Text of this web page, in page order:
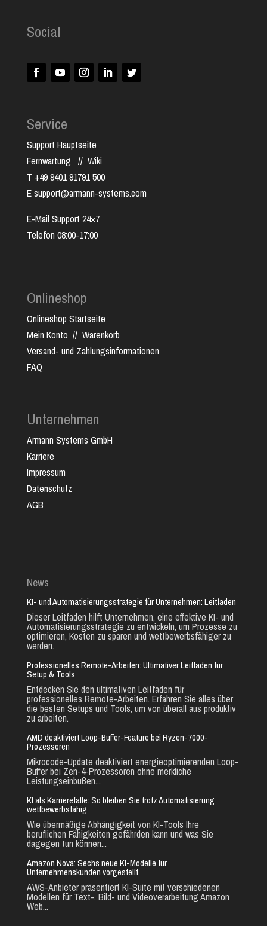
Social
Service
Support Hauptseite
Fernwartung // Wiki
T +49 9401 91791 500
E support@armann-systems.com
E-Mail Support 24×7
Telefon 08:00-17:00
Onlineshop
Onlineshop Startseite
Mein Konto // Warenkorb
Versand- und Zahlungsinformationen
FAQ
Unternehmen
Armann Systems GmbH
Karriere
Impressum
Datenschutz
AGB
News
KI- und Automatisierungsstrategie für Unternehmen: Leitfaden
Dieser Leitfaden hilft Unternehmen, eine effektive KI- und
Automatisierungsstrategie zu entwickeln, um Prozesse zu
optimieren, Kosten zu sparen und wettbewerbsfähiger zu
werden.
Professionelles Remote-Arbeiten: Ultimativer Leitfaden für
Setup & Tools
Entdecken Sie den ultimativen Leitfaden für
professionelles Remote-Arbeiten. Erfahren Sie alles über
die besten Setups und Tools, um von überall aus produktiv
zu arbeiten.
AMD deaktiviert Loop-Buffer-Feature bei Ryzen-7000-
Prozessoren
Mikrocode-Update deaktiviert energieoptimierenden Loop-
Buffer bei Zen-4-Prozessoren ohne merkliche
Leistungseinbußen...
KI als Karrierefalle: So bleiben Sie trotz Automatisierung
wettbewerbsfähig
Wie übermäßige Abhängigkeit von KI-Tools Ihre
beruflichen Fähigkeiten gefährden kann und was Sie
dagegen tun können...
Amazon Nova: Sechs neue KI-Modelle für
Unternehmenskunden vorgestellt
AWS-Anbieter präsentiert KI-Suite mit verschiedenen
Modellen für Text-, Bild- und Videoverarbeitung Amazon
Web...